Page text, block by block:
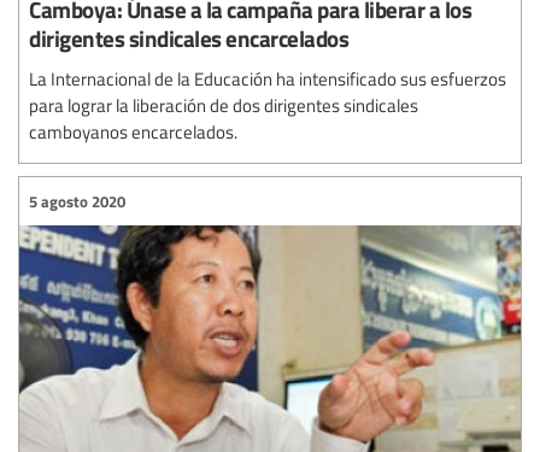
Camboya: Únase a la campaña para liberar a los
dirigentes sindicales encarcelados
La Internacional de la Educación ha intensificado sus esfuerzos
para lograr la liberación de dos dirigentes sindicales
camboyanos encarcelados.
5 agosto 2020